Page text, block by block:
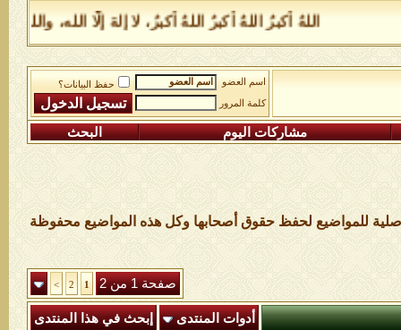
اللهُ أكبرُ اللهُ أكبرُ اللهُ أكبرُ، لا إلهَ إلَّا الله،
اسم العضو
حفظ البيانات؟
كلمة المرور
مشاركات اليوم البحث
للمواضيع لحفظ حقوق أصحابها وكل هذه المواضيع محفوظة
صفحة 1 من 2 1
2
>
أدوات المنتدى إبحث في هذا المنتدى